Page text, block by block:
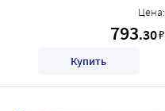
Цена:
793.30₽
Купить